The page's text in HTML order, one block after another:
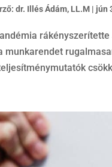
dr. Illés Ádám, LL.M | jún
munkarendet